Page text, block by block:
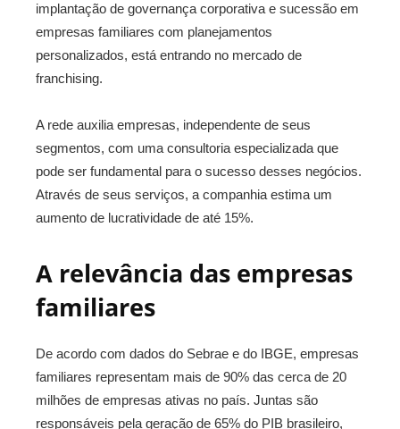
implantação de governança corporativa e sucessão em
empresas familiares com planejamentos
personalizados, está entrando no mercado de
franchising.
A rede auxilia empresas, independente de seus
segmentos, com uma consultoria especializada que
pode ser fundamental para o sucesso desses negócios.
Através de seus serviços, a companhia estima um
aumento de lucratividade de até 15%.
A relevância das empresas
familiares
De acordo com dados do Sebrae e do IBGE, empresas
familiares representam mais de 90% das cerca de 20
milhões de empresas ativas no país. Juntas são
responsáveis pela geração de 65% do PIB brasileiro,